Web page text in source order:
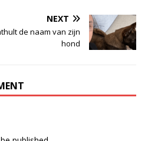
NEXT
de naam van zijn
hond